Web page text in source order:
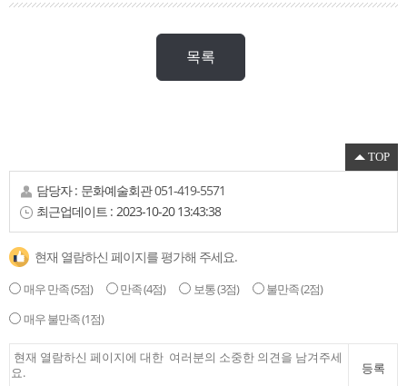
목록
TOP
담당자 : 문화예술회관051-419-5571
최근업데이트 : 2023-10-20 13:43:38
현재 열람하신 페이지를 평가해 주세요.
매우 만족(5점) 만족(4점) 보통(3점) 불만족(2점)
매우 불만족(1점)
등록